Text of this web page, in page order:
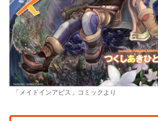
「メイドインアビス」コミックより